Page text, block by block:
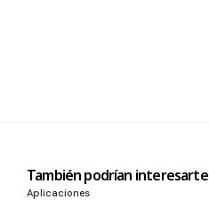
También podrían interesarte
Aplicaciones